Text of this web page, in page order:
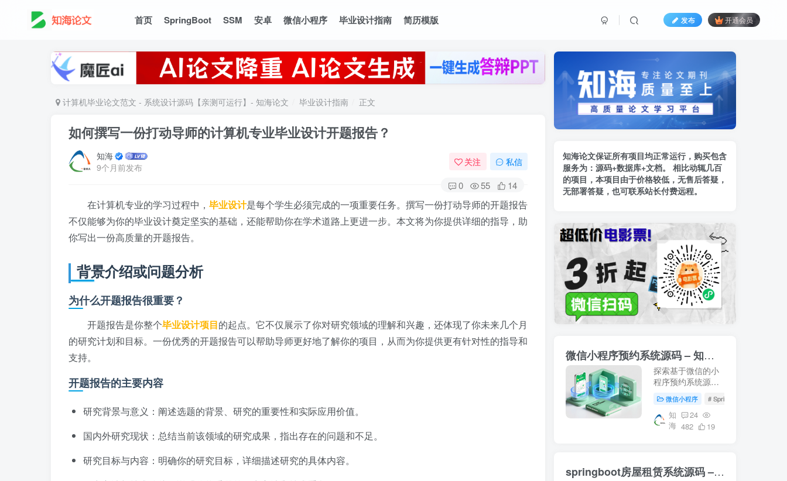
首页 SpringBoot SSM 安卓 微信小程序 毕业设计指南 简历模版 发布 开通会员
计算机毕业论文范文 - 系统设计源码【亲测可运行】- 知海论文 毕业设计指南 正文
如何撰写一份打动导师的计算机专业毕业设计开题报告？
知海
9个月前发布
关注 私信
0 55 14
在计算机专业的学习过程中， 毕业设计是每个学生必须完成的一项重要任务。撰写一份打动导师的开题报告
不仅能够为你的毕业设计奠定坚实的基础，还能帮助你在学术道路上更进一步。本文将为你提供详细的指导，助
你写出一份高质量的开题报告。
背景介绍或问题分析
为什么开题报告很重要？
开题报告是你整个毕业设计项目的起点。它不仅展示了你对研究领域的理解和兴趣，还体现了你未来几个月
的研究计划和目标。一份优秀的开题报告可以帮助导师更好地了解你的项目，从而为你提供更有针对性的指导和
支持。
开题报告的主要内容
研究背景与意义：阐述选题的背景、研究的重要性和实际应用价值。
国内外研究现状：总结当前该领域的研究成果，指出存在的问题和不足。
研究目标与内容：明确你的研究目标，详细描述研究的具体内容。
知海论文保证所有项目均正常运行，购买包含
服务为： 源码+数据库+文档。 相比动辄几百
的项目，本项目由于价格较低，无售后答疑，
无部署答疑，也可联系站长付费远程。
微信小程序预约系统源码 – 知海论文
探索基于微信的小
程序预约系统源
码，涵盖前端Vue
与后端SpringBoot
技术栈。适用于音
乐教室管理及高校
你的毕业设计项
微信小程序 # SpringBoot
知
海
24
482
19
springboot房屋租赁系统源码 – 知海论文